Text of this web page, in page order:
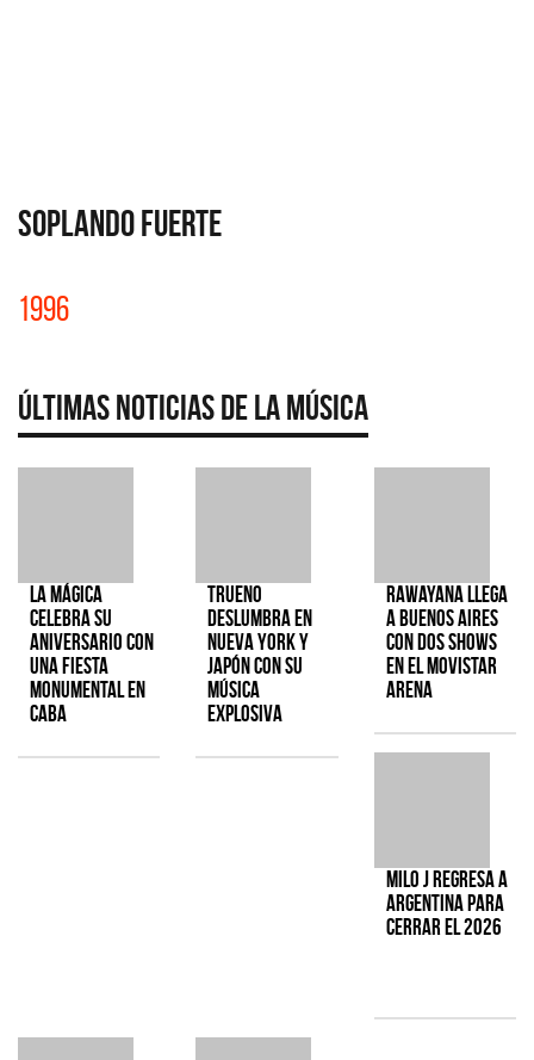
SOPLANDO FUERTE
1996
Últimas Noticias de la Música
La Mágica
celebra su
aniversario con
una fiesta
monumental en
CABA
TRUENO
deslumbra en
Nueva York y
Japón con su
música
explosiva
Rawayana llega
a Buenos Aires
con dos shows
en el Movistar
Arena
Milo J regresa a
Argentina para
cerrar el 2026